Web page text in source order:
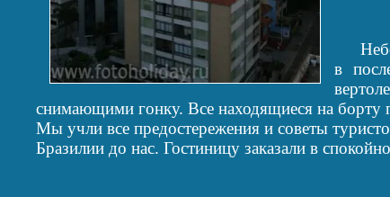
в
снимающими гонку. Все находящиеся на борту
Мы учли все предостережения и советы
Бразилии до нас. Гостиницу заказали в